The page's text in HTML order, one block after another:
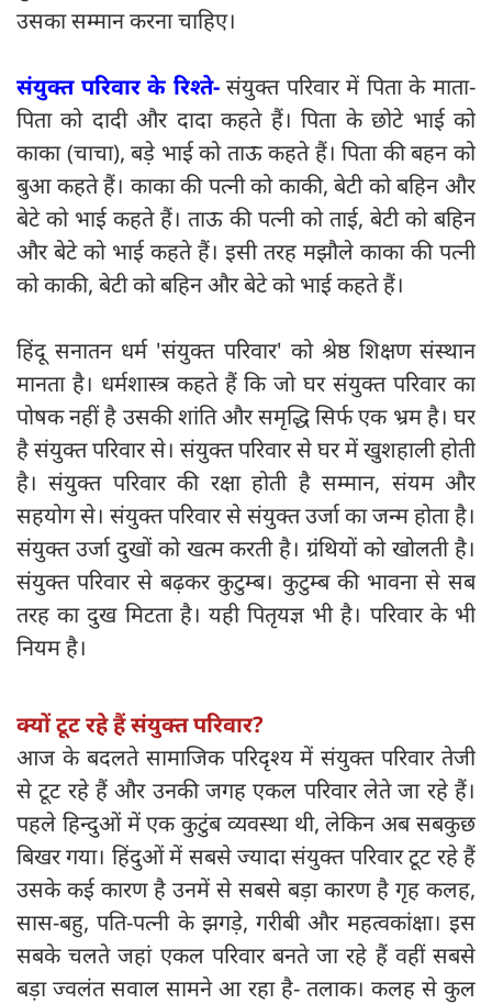
उसका सम्मान करना चाहिए।
संयुक्त परिवार के रिश्ते-संयुक्त परिवार में पिता के माता-
पिता को दादी और दादा कहते हैं। पिता के छोटे भाई को
काका (चाचा), बड़े भाई को ताऊ कहते हैं। पिता की बहन को
बुआ कहते हैं। काका की पत्नी को काकी, बेटी को बहिन और
बेटे को भाई कहते हैं। ताऊ की पत्नी को ताई, बेटी को बहिन
और बेटे को भाई कहते हैं। इसी तरह मझौले काका की पत्नी
को काकी, बेटी को बहिन और बेटे को भाई कहते हैं।
हिंदू सनातन धर्म 'संयुक्त परिवार' को श्रेष्ठ शिक्षण संस्थान
मानता है। धर्मशास्त्र कहते हैं कि जो घर संयुक्त परिवार का
पोषक नहीं है उसकी शांति और समृद्धि सिर्फ एक भ्रम है। घर
है संयुक्त परिवार से। संयुक्त परिवार से घर में खुशहाली होती
है। संयुक्त परिवार की रक्षा होती है सम्मान, संयम और
सहयोग से। संयुक्त परिवार से संयुक्त उर्जा का जन्म होता है।
संयुक्त उर्जा दुखों को खत्म करती है। ग्रंथियों को खोलती है।
संयुक्त परिवार से बढ़कर कुटुम्ब। कुटुम्ब की भावना से सब
तरह का दुख मिटता है। यही पितृयज्ञ भी है। परिवार के भी
नियम है।
क्यों टूट रहे हैं संयुक्त परिवार?
आज के बदलते सामाजिक परिदृश्य में संयुक्त परिवार तेजी
से टूट रहे हैं और उनकी जगह एकल परिवार लेते जा रहे हैं।
पहले हिन्दुओं में एक कुटुंब व्यवस्था थी, लेकिन अब सबकुछ
बिखर गया। हिंदुओं में सबसे ज्यादा संयुक्त परिवार टूट रहे हैं
उसके कई कारण है उनमें से सबसे बड़ा कारण है गृह कलह,
सास-बहु, पति-पत्नी के झगड़े, गरीबी और महत्वकांक्षा। इस
सबके चलते जहां एकल परिवार बनते जा रहे हैं वहीं सबसे
बड़ा ज्वलंत सवाल सामने आ रहा है- तलाक। कलह से कुल